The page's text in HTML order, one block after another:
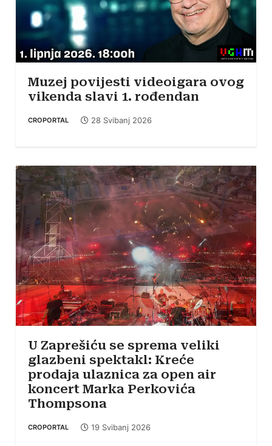
Muzej povijesti videoigara ovog
vikenda slavi 1. rođendan
CROPORTAL 28 Svibanj 2026
U Zaprešiću se sprema veliki
glazbeni spektakl: Kreće
prodaja ulaznica za open air
koncert Marka Perkovića
Thompsona
CROPORTAL 19 Svibanj 2026